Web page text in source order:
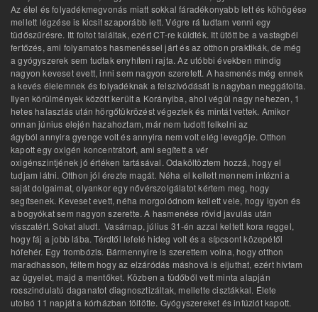
Az étel és folyadékmegvonás miatt sokkal fáradékonyabb lett és köhögése
mellett légzése is kicsit szaporább lett. Végre rá tudtam venni egy
tüdőszűrésre. Itt foltot találtak, ezért CT-re küldték. Itt ütött be a vastagbél
fertőzés, ami folyamatos hasmenéssel járt és az otthon praktikák, de még
a gyógyszerek sem tudtak enyhíteni rajta. Az utóbbi években mindig
nagyon keveset evett, inni sem nagyon szeretett. A hasmenés még ennek
a kevés élelemnek és folyadéknak a felszívódását is nagyban meggátolta.
Ilyen körülmények között került a Korányiba, ahol végül nagy nehezen, 1
hetes halasztás után hörgőtükrözést végeztek és mintát vettek. Amikor
onnan június elején hazahoztam, már nem tudott felkelni az
ágyból annyira gyenge volt és annyira nem volt elég levegője. Otthon
kapott egy oxigén koncentrátort, ami segített a vér
oxigénszintjének jó értéken tartásával. Odaköltöztem hozzá, hogy el
tudjam látni. Otthon jól érezte magát. Néha el kellett mennem intézni a
saját dolgaimat, olyankor egy nővérszolgálatot kértem meg, hogy
segítsenek. Keveset evett, néha morgolódnom kellett vele, hogy igyon és
a bogyókat sem nagyon szerette. A hasmenése rövid javulás után
visszatért. Sokat aludt. Vasárnap, július 31-én azzal keltett kora reggel,
hogy fáj a jobb lába. Térdtől lefelé hideg volt és a sípcsont közepétől
hófehér. Egy trombózis. Bármennyire is szerettem volna, hogy otthon
maradhasson, féltem hogy az elzáródás máshová is eljuthat, ezért hívtam
az ügyelet, majd a mentőket. Közben a tüdőből vett minta alapján
rosszindulatú daganatot diagnosztizáltak, mellette cisztákkal. Élete
utolsó 11 napját a kórházban töltötte. Gyógyszereket és infúziót kapott.